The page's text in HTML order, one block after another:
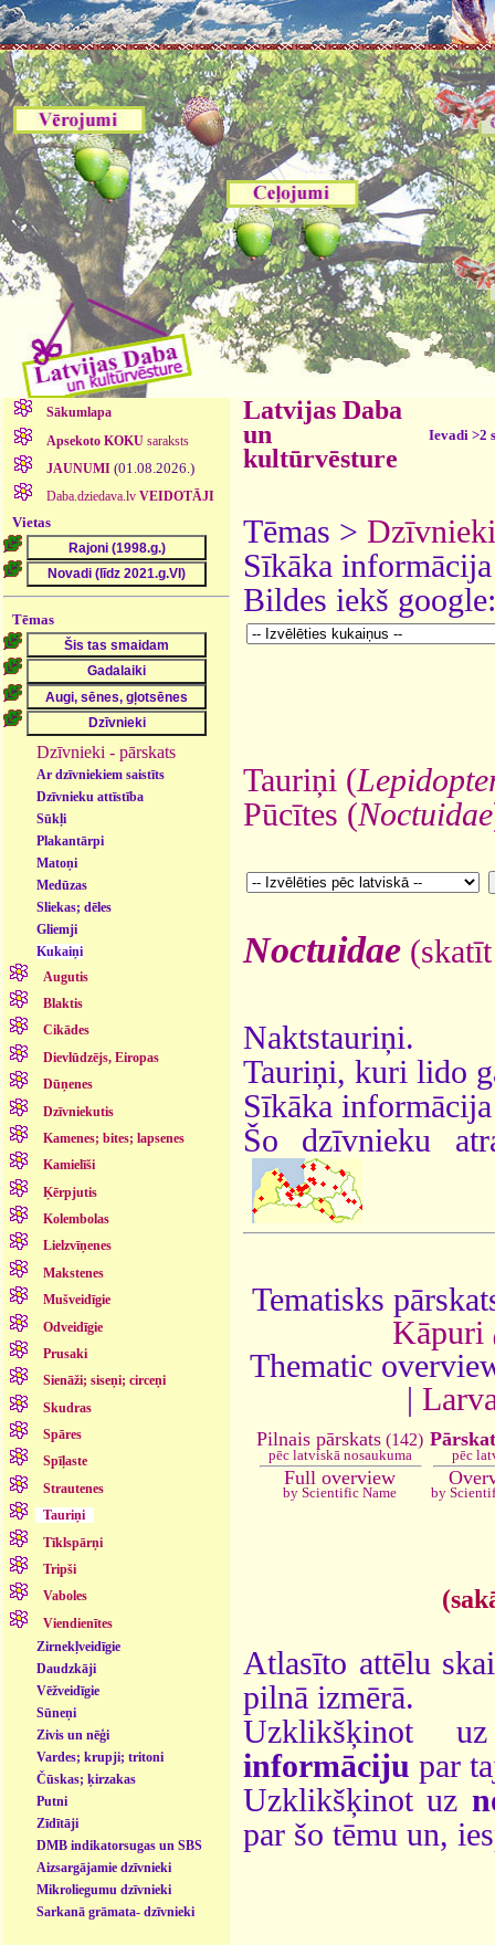
Sākumlapa
Apsekoto KOKUsaraksts
JAUNUMI (01.08.2026.)
Daba.dziedava.lv VEIDOTĀJI
Vietas
Tēmas
Dzīvnieki - pārskats
Ar dzīvniekiem saistīts
Dzīvnieku attīstība
Sūkļi
Plakantārpi
Matoņi
Medūzas
Sliekas; dēles
Gliemji
Kukaiņi
Augutis
Blaktis
Cikādes
Dievlūdzējs, Eiropas
Dūņenes
Dzīvniekutis
Kamenes; bites; lapsenes
Kamielīši
Ķērpjutis
Kolembolas
Lielzvīņenes
Makstenes
Mušveidīgie
Odveidīgie
Prusaki
Sienāži; siseņi; circeņi
Skudras
Spāres
Spīļaste
Strautenes
Tauriņi
Tīklspārņi
Tripši
Vaboles
Viendienītes
Zirnekļveidīgie
Daudzkāji
Vēžveidīgie
Sūneņi
Zivis un nēģi
Vardes; krupji; tritoni
Čūskas; ķirzakas
Putni
Zīdītāji
DMB indikatorsugas un SBS
- dzīvnieki
Aizsargājamie dzīvnieki
Mikroliegumu dzīvnieki
Sarkanā grāmata- dzīvnieki
Latvijas Daba
un
kultūrvēsture
Ievadi >2
Tēmas > Dzīvnieki
Sīkāka
Bildes iekš
Tauriņi (
Pūcītes (Noctuidae
Noctuidae
Naktstauriņi.
Tauriņi, kuri lido
Sīkāka
Šo dzīvnieku
Tematisks
Kāpuri
Thematic
Pilnais pārskats (142)
pēc latviskā nosaukuma
Full overview
by Scientific Name
pēc
by
Atlasīto attēlu
pilnā izmērā.
Uzklikšķinot
informāciju par
Uzklikšķinot uz
par šo tēmu un,